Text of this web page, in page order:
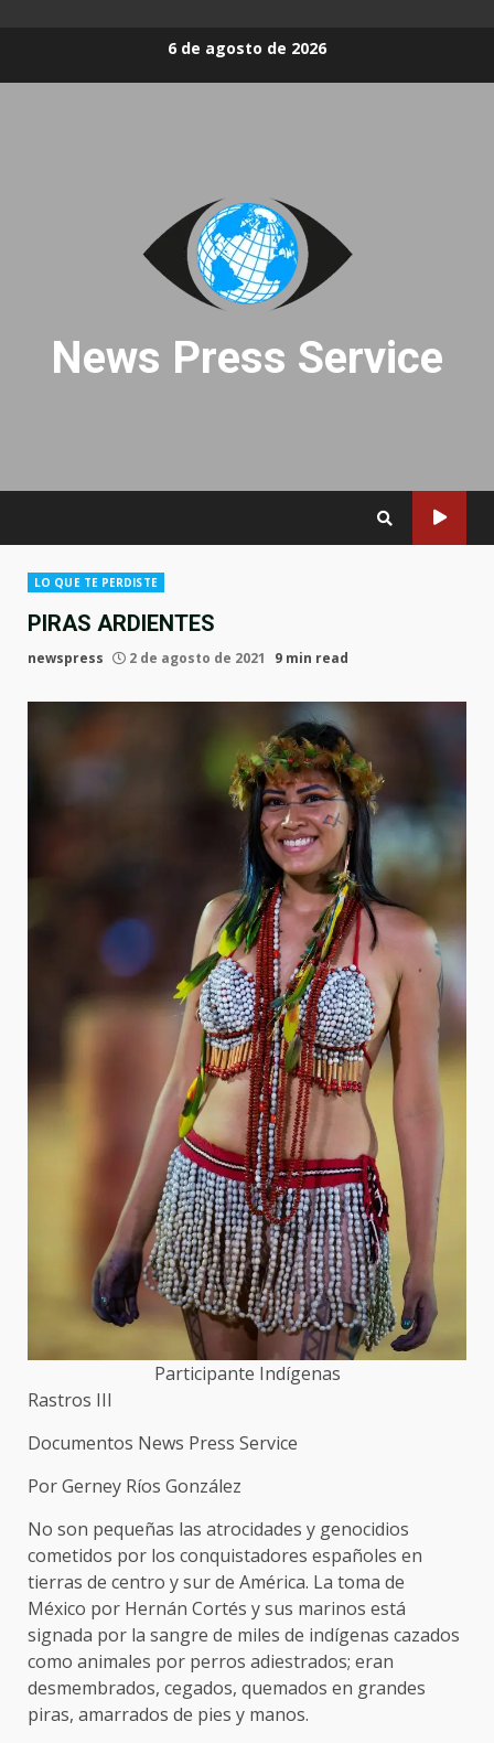
6 de agosto de 2026
News Press Service
LO QUE TE PERDISTE
PIRAS ARDIENTES
newspress 2 de agosto de 2021 9 min read
Participante Indígenas
Rastros III
Documentos News Press Service
Por Gerney Ríos González
No son pequeñas las atrocidades y genocidios
cometidos por los conquistadores españoles en
tierras de centro y sur de América. La toma de
México por Hernán Cortés y sus marinos está
signada por la sangre de miles de indígenas cazados
como animales por perros adiestrados; eran
desmembrados, cegados, quemados en grandes
piras, amarrados de pies y manos.